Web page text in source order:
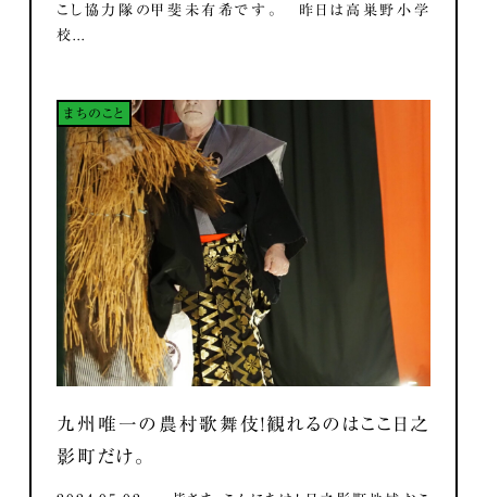
こし協力隊の甲斐未有希です。 昨日は高巣野小学
校...
まちのこと
九州唯一の農村歌舞伎！観れるのはここ日之
影町だけ。